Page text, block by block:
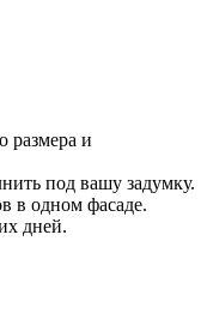
размера и
под вашу задумку.
в одном фасаде.
дней.